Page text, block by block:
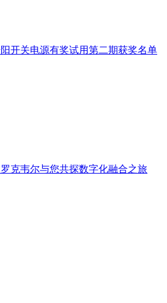
阳开关电源有奖试用第二期获奖名单
罗克韦尔与您共探数字化融合之旅